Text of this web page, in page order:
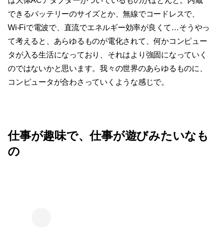
できるバッテリーのサイズとか、無線でコードレスで、
Wi-Fiで電波で、直流でエネルギー効率が良くて…そうやっ
て考えると、あらゆるものが電化されて、何かコンピュー
タが入る生活になっており、それはより強固になっていく
のではないかと思います。我々の世界のあらゆるものに、
コンピュータが合わさっていくような感じで。
仕事が趣味で、仕事が遊びみたいなも
の